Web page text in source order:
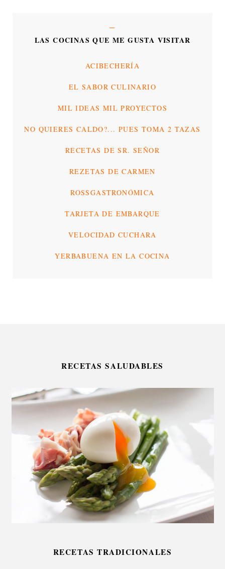
LAS COCINAS QUE ME GUSTA VISITAR
ACIBECHERÍA
EL SABOR CULINARIO
MIL IDEAS MIL PROYECTOS
NO QUIERES CALDO?... PUES TOMA 2 TAZAS
RECETAS DE SR. SEÑOR
REZETAS DE CARMEN
ROSSGASTRONÓMICA
TARJETA DE EMBARQUE
VELOCIDAD CUCHARA
YERBABUENA EN LA COCINA
RECETAS SALUDABLES
RECETAS TRADICIONALES